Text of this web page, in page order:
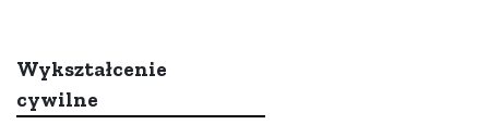
Wykształcenie
cywilne